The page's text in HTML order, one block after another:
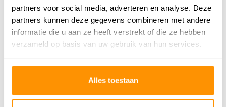
partners voor social media, adverteren en analyse. Deze
partners kunnen deze gegevens combineren met andere
informatie die u aan ze heeft verstrekt of die ze hebben
verzameld op basis van uw gebruik van hun services.
Alles toestaan
Schrijf je eigen review
Eerder bekeken door jou